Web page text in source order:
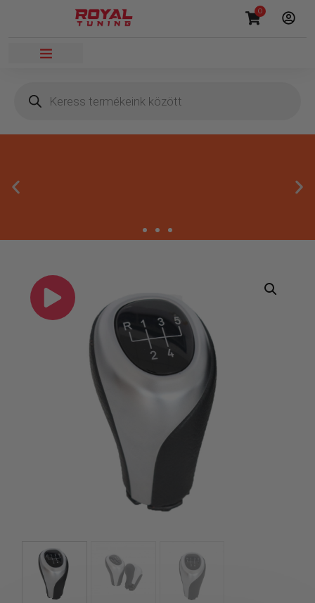
0
Gondosan válogatott termékek, amelyekben
garantáltan nem csalódsz!